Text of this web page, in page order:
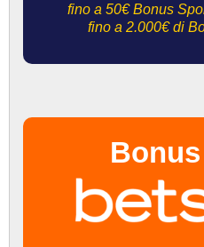
fino a 50€ Bonus
fino a 2.000€ di